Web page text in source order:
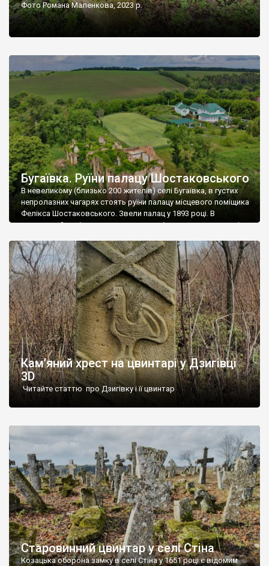
Фото Романа Маленкова, 2023 р.
Бугаївка. Руїни палацу Шостаковського
В невеликому (близько 200 жителів) селі Бугаївка, в густих
непролазних чагарях стоять руїни палацу місцевого поміщика
Фелікса Шостаковського. Звели палац у 1893 році. В
радянський період у ньому спочатку містилася школа, потім
століття тут розмістили туберкульозну лікарню. Коли із
палацу виїхала лікарня – ми точно не […]
Кам’яний хрест на цвинтарі у Дзигівці
3D
Читайте статтю про Дзигівку і її цвинтар
Старовинний цвинтар у селі Стіна
Козацька оборона замку в селі Стіна у 1651 році є відомим